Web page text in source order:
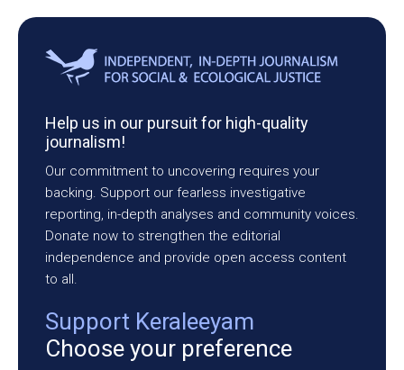
Help us in our pursuit for high-quality
journalism!
Our commitment to uncovering requires your
backing. Support our fearless investigative
reporting, in-depth analyses and community voices.
Donate now to strengthen the editorial
independence and provide open access content
to all.
Support Keraleeyam
Choose your preference